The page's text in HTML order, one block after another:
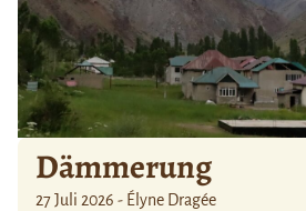
Dämmerung
27 Juli 2026 - Élyne Dragée